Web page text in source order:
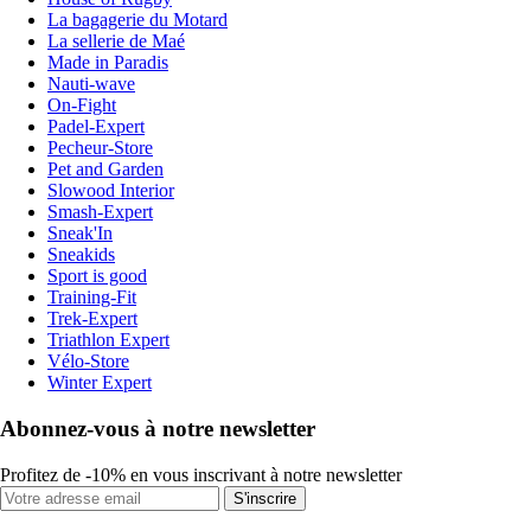
La bagagerie du Motard
La sellerie de Maé
Made in Paradis
Nauti-wave
On-Fight
Padel-Expert
Pecheur-Store
Pet and Garden
Slowood Interior
Smash-Expert
Sneak'In
Sneakids
Sport is good
Training-Fit
Trek-Expert
Triathlon Expert
Vélo-Store
Winter Expert
Abonnez-vous à notre newsletter
Profitez de -10% en vous inscrivant à notre newsletter
S'inscrire